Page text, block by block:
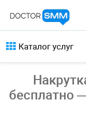
Каталог услуг
бесплатно